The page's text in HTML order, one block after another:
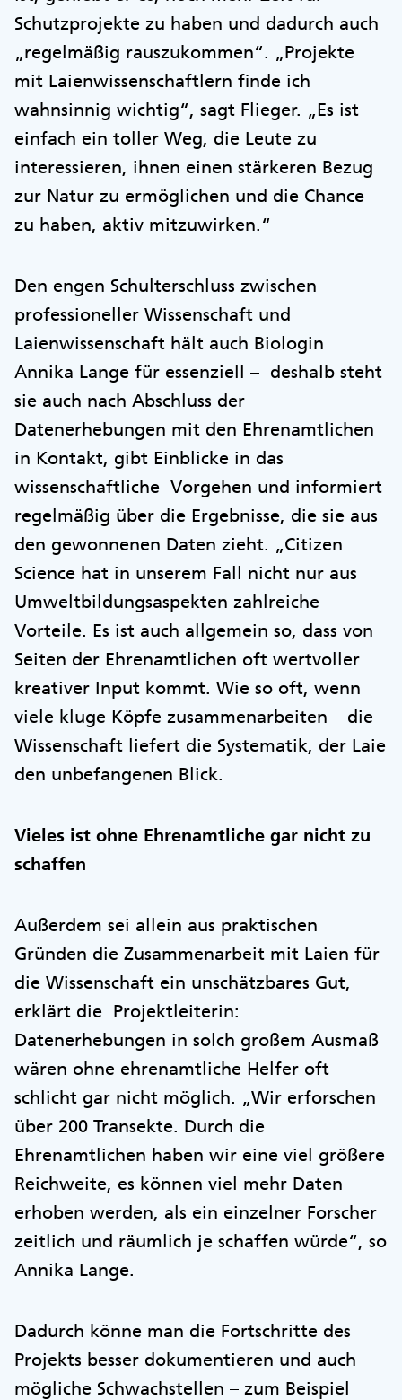
Schutzprojekte zu haben und dadurch auch
„regelmäßig rauszukommen“. „Projekte
mit Laienwissenschaftlern finde ich
wahnsinnig wichtig“, sagt Flieger. „Es ist
einfach ein toller Weg, die Leute zu
interessieren, ihnen einen stärkeren Bezug
zur Natur zu ermöglichen und die Chance
zu haben, aktiv mitzuwirken.“
Den engen Schulterschluss zwischen
professioneller Wissenschaft und
Laienwissenschaft hält auch Biologin
Annika Lange für essenziell – deshalb steht
sie auch nach Abschluss der
Datenerhebungen mit den Ehrenamtlichen
in Kontakt, gibt Einblicke in das
wissenschaftliche Vorgehen und informiert
regelmäßig über die Ergebnisse, die sie aus
den gewonnenen Daten zieht. „Citizen
Science hat in unserem Fall nicht nur aus
Umweltbildungsaspekten zahlreiche
Vorteile. Es ist auch allgemein so, dass von
Seiten der Ehrenamtlichen oft wertvoller
kreativer Input kommt. Wie so oft, wenn
viele kluge Köpfe zusammenarbeiten – die
Wissenschaft liefert die Systematik, der Laie
den unbefangenen Blick.
Vieles ist ohne Ehrenamtliche gar nicht zu
schaffen
Außerdem sei allein aus praktischen
Gründen die Zusammenarbeit mit Laien für
die Wissenschaft ein unschätzbares Gut,
erklärt die Projektleiterin:
Datenerhebungen in solch großem Ausmaß
wären ohne ehrenamtliche Helfer oft
schlicht gar nicht möglich. „Wir erforschen
über 200 Transekte. Durch die
Ehrenamtlichen haben wir eine viel größere
Reichweite, es können viel mehr Daten
erhoben werden, als ein einzelner Forscher
zeitlich und räumlich je schaffen würde“, so
Annika Lange.
Dadurch könne man die Fortschritte des
Projekts besser dokumentieren und auch
mögliche Schwachstellen – zum Beispiel